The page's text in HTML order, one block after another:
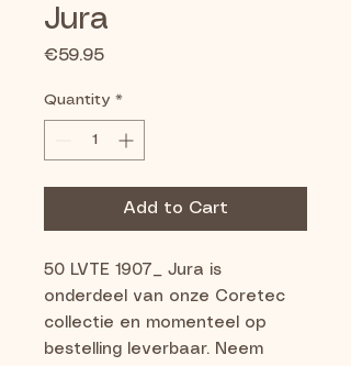
Jura
€59.95Price
Quantity *
Add to Cart
50 LVTE 1907_ Jura is
onderdeel van onze Coretec
collectie en momenteel op
bestelling leverbaar. Neem